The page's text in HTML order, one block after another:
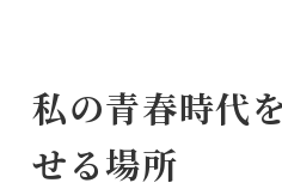
私の青春時代
せる場所